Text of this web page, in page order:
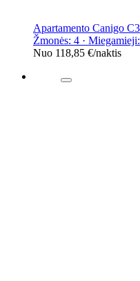
Apartamento Canigo
Žmonės: 4 ·
Nuo 118,85 €/naktis